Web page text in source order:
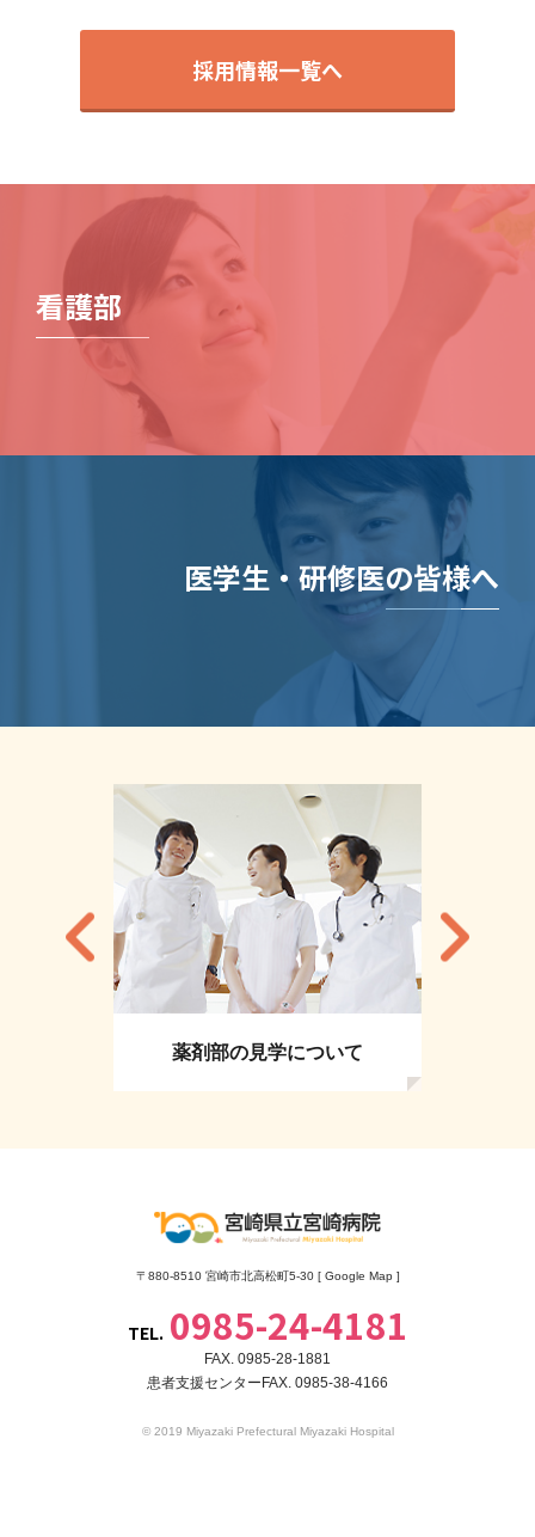
採用情報一覧へ
看護部
医学生・研修医の皆様へ
薬剤部の見学について
〒880-8510 宮崎市北高松町5-30 [ Google Map]
TEL. 0985-24-4181
FAX. 0985-28-1881
患者支援センターFAX. 0985-38-4166
© 2019 Miyazaki Prefectural Miyazaki Hospital